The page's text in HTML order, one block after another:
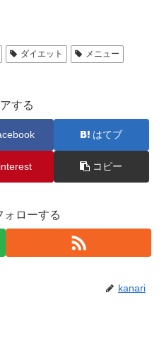
ダイエット
メニュー
する
はてブ
コピー
ォローする
kanari